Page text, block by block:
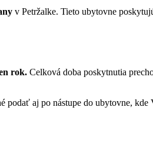
v Petržalke. Tieto ubytovne
rok. Celková doba poskytnutia
aj po nástupe do ubytovne,